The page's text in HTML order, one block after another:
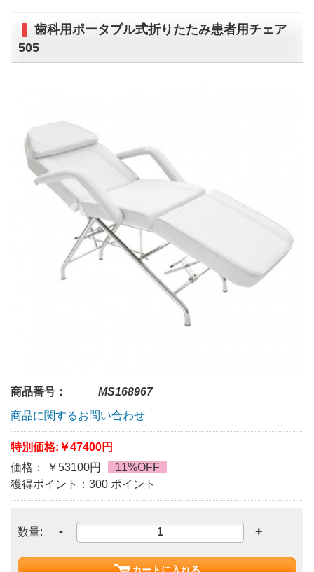
歯科用ポータブル式折りたたみ患者用チェア
505
商品番号：
MS168967
商品に関するお問い合わせ
特別価格: ￥47400円
価格： ￥53100円
11%OFF
獲得ポイント：300 ポイント
数量: - +